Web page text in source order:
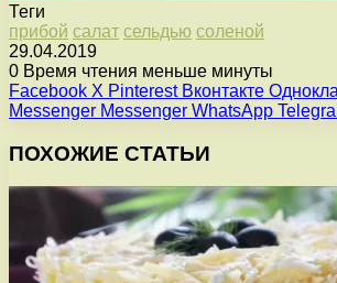
Теги
прибой салат сельдью соленой
29.04.2019
0 Время чтения меньше минуты
Facebook X Pinterest Вконтакте
Messenger Messenger WhatsApp
ПОХОЖИЕ СТАТЬИ